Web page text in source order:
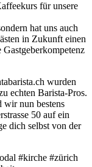
für unsere
hat uns auch
in Zukunft einen
wurden
echten Barista-Pros.
nun bestens
50 auf ein
dich selbst von der
#kirche #zürich